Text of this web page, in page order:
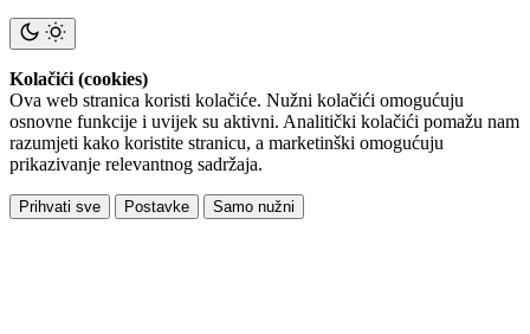
Kolačići (cookies)
Ova web stranica koristi kolačiće. Nužni kolačići omogućuju
osnovne funkcije i uvijek su aktivni. Analitički kolačići pomažu nam
razumjeti kako koristite stranicu, a marketinški omogućuju
prikazivanje relevantnog sadržaja.
Prihvati sve Postavke Samo nužni